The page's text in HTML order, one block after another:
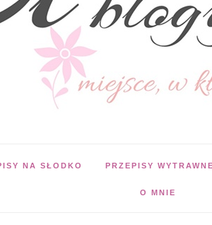
NA SŁODKO PRZEPISY WYTRAWNE
O MNIE